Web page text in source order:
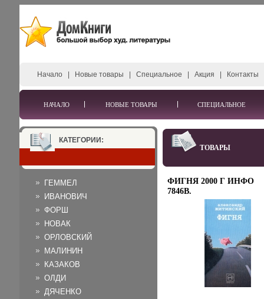
Начало Новые товары Специальное Акция Контакты
НАЧАЛО НОВЫЕ ТОВАРЫ СПЕЦИАЛЬНОЕ
КАТЕГОРИИ:
ГЕММЕЛ
ИВАНОВИЧ
ФОРШ
НОВАК
ОРЛОВСКИЙ
МАЛИНИН
КАЗАКОВ
ОЛДИ
ДЯЧЕНКО
ТОВАРЫ
ФИГНЯ 2000 Г ИНФО
7846B.